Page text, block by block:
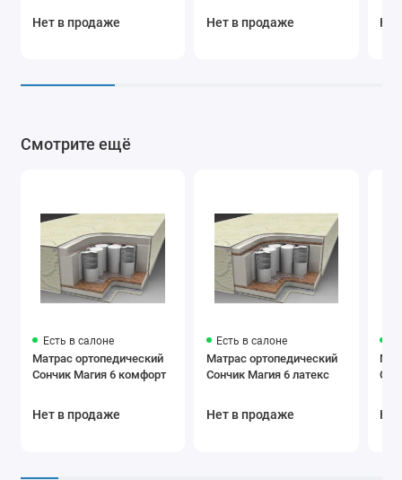
Нет в продаже Нет в продаже
Смотрите ещё
Есть в салоне
Матрас ортопедический
Сончик Магия 6 комфорт
Нет в продаже
Есть в салоне
Матрас ортопедический
Сончик Магия 6 латекс
Нет в продаже